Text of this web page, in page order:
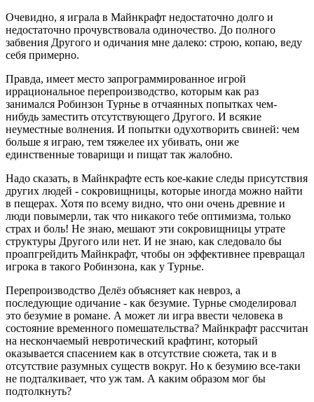
Очевидно, я играла в Майнкрафт недостаточно долго и
недостаточно прочувствовала одиночество. До полного
забвения Другого и одичания мне далеко: строю, копаю, веду
себя примерно.
Правда, имеет место запрограммированное игрой
иррациональное перепроизводство, которым как раз
занимался Робинзон Турнье в отчаянных попытках чем-
нибудь заместить отсутствующего Другого. И всякие
неуместные волнения. И попытки одухотворить свиней: чем
больше я играю, тем тяжелее их убивать, они же
единственные товарищи и пищат так жалобно.
Надо сказать, в Майнкрафте есть кое-какие следы присутствия
других людей - сокровищницы, которые иногда можно найти
в пещерах. Хотя по всему видно, что они очень древние и
люди повымерли, так что никакого тебе оптимизма, только
страх и боль! Не знаю, мешают эти сокровищницы утрате
структуры Другого или нет. И не знаю, как следовало бы
проапгрейдить Майнкрафт, чтобы он эффективнее превращал
игрока в такого Робинзона, как у Турнье.
Перепроизводство Делёз объясняет как невроз, а
последующие одичание - как безумие. Турнье смоделировал
это безумие в романе. А может ли игра ввести человека в
состояние временного помешательства? Майнкрафт рассчитан
на нескончаемый невротический крафтинг, который
оказывается спасением как в отсутствие сюжета, так и в
отсутствие разумных существ вокруг. Но к безумию все-таки
не подталкивает, что уж там. А каким образом мог бы
подтолкнуть?